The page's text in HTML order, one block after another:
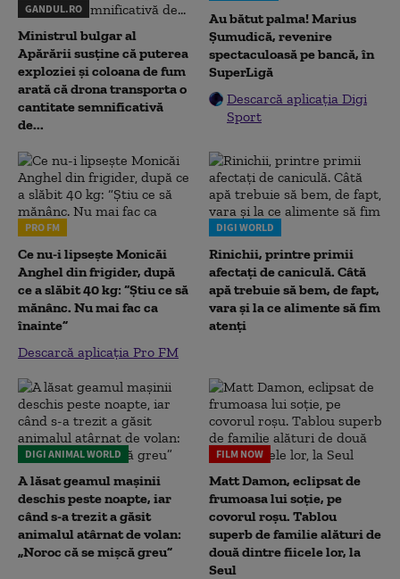
GANDUL.RO
Ministrul bulgar al
Apărării susține că puterea
exploziei și coloana de fum
arată că drona transporta o
cantitate semnificativă
de...
Au bătut palma! Marius
Șumudică, revenire
spectaculoasă pe bancă, în
SuperLigă
Descarcă aplicația Digi
Sport
PRO FM
Ce nu-i lipsește Monicăi
Anghel din frigider, după
ce a slăbit 40 kg: “Știu ce să
mănânc. Nu mai fac ca
înainte”
Descarcă aplicația Pro FM
DIGI WORLD
Rinichii, printre primii
afectați de caniculă. Câtă
apă trebuie să bem, de fapt,
vara și la ce alimente să fim
atenți
DIGI ANIMAL WORLD
A lăsat geamul mașinii
deschis peste noapte, iar
când s-a trezit a găsit
animalul atârnat de volan:
„Noroc că se mișcă greu”
FILM NOW
Matt Damon, eclipsat de
frumoasa lui soție, pe
covorul roșu. Tablou
superb de familie alături de
două dintre fiicele lor, la
Seul